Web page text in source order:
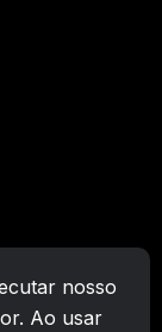
nosso
Ao usar